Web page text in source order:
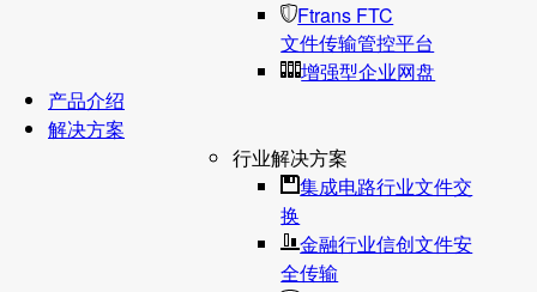
Ftrans FTC
文件传输管控平台
增强型企业网盘
产品介绍
解决方案
行业解决方案
集成电路行业文件交
换
金融行业信创文件安
全传输